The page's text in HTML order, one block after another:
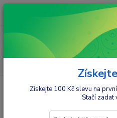
Děti Holky Dívčí spodní
Dívčí kalhotky
Získejte 100 Kč slevu na
Stačí zadat